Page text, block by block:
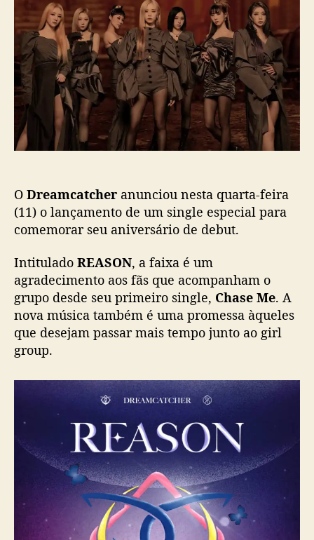
o
p
o
s
p
u
b
l
i
c
a
ç
e
a
m
c
a
t
c
h
e
u
n
c
i
n
g
l
a
c
o
m
e
m
o
r
a
O Dreamcatcher anunciou nesta quarta-feira
(11) o lançamento de um single especial para
comemorar seu aniversário de debut.
Intitulado REASON, a faixa é um
agradecimento aos fãs que acompanham o
grupo desde seu primeiro single, Chase Me. A
nova música também é uma promessa àqueles
que desejam passar mais tempo junto ao girl
group.